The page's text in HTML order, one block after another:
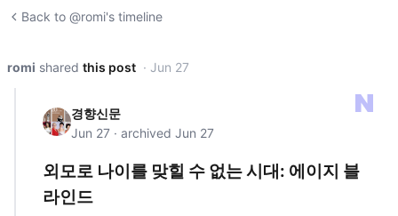
Back to @romi's timeline
romi shared this post · Jun 27
경향신문
Jun 27 · archived Jun 27
외모로 나이를 맞힐 수 없는 시대: 에이지 블
라인드